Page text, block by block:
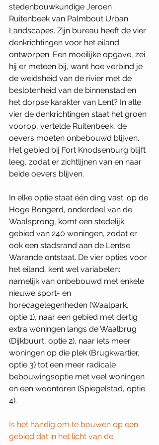
stedenbouwkundige Jeroen
Ruitenbeek van Palmbout Urban
Landscapes. Zijn bureau heeft de vier
denkrichtingen voor het eiland
ontworpen. Een moeilijke opgave, zei
hij er meteen bij, want hoe verbind je
de weidsheid van de rivier met de
beslotenheid van de binnenstad en
het dorpse karakter van Lent? In alle
vier de denkrichtingen staat het groen
voorop, vertelde Ruitenbeek, de
oevers moeten onbebouwd blijven.
Het gebied bij Fort Knodsenburg blijft
leeg, zodat er zichtlijnen van en naar
beide oevers blijven.
In elke optie staat één ding vast: op de
Hoge Bongerd, onderdeel van de
Waalsprong, komt een stedelijk
gebied van 240 woningen, zodat er
ook een stadsrand aan de Lentse
Warande ontstaat. De vier opties voor
het eiland, kent wel variabelen:
namelijk van onbebouwd met enkele
nieuwe sport- en
horecagelegenheden (Waalpark,
optie 1), naar een gebied met dertig
extra woningen langs de Waalbrug
(Dijkbuurt, optie 2), naar iets meer
woningen op die plek (Brugkwartier,
optie 3) tot een meer radicale
bebouwingsoptie met veel woningen
en een woontoren (Spiegelstad, optie
4).
Is het handig om te bouwen op een
gebied dat in het licht van de